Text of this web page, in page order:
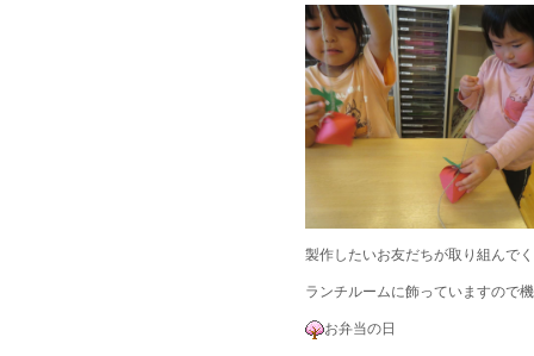
製作したいお友だちが取り組んで
ランチルームに飾っていますので
お弁当の日